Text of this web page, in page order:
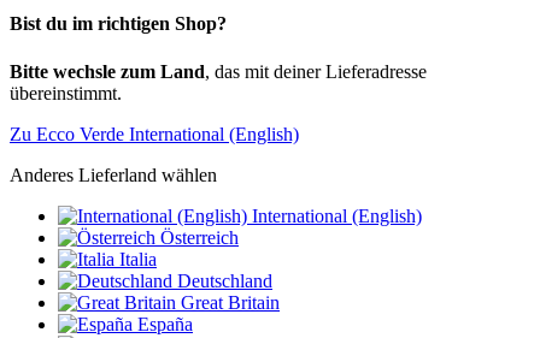
Bist du im richtigen Shop?
Bitte wechsle zum Land, das mit deiner Lieferadresse
übereinstimmt.
Zu Ecco Verde International (English)
Anderes Lieferland wählen
International (English)
Österreich
Italia
Deutschland
Great Britain
España